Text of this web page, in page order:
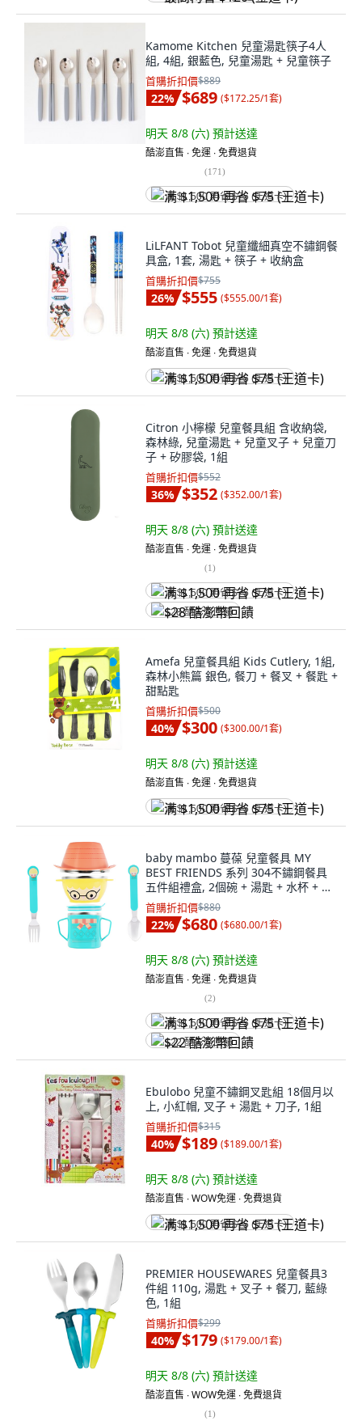
Kamome Kitchen 兒童湯匙筷子4人
組, 4組, 銀藍色, 兒童湯匙 + 兒童筷子
首購折扣價$889
22% $689 ($172.25/1套)
明天 8/8 (六) 預計送達
酷澎直售 ∙ 免運 ∙ 免費退貨
(171)
满 $1,500 再省 $75 (王道卡)
LiLFANT Tobot 兒童纖細真空不鏽鋼餐
具盒, 1套, 湯匙 + 筷子 + 收納盒
首購折扣價$755
26% $555 ($555.00/1套)
明天 8/8 (六) 預計送達
酷澎直售 ∙ 免運 ∙ 免費退貨
满 $1,500 再省 $75 (王道卡)
Citron 小檸檬 兒童餐具組 含收納袋,
森林綠, 兒童湯匙 + 兒童叉子 + 兒童刀
子 + 矽膠袋, 1組
首購折扣價$552
36% $352 ($352.00/1套)
明天 8/8 (六) 預計送達
酷澎直售 ∙ 免運 ∙ 免費退貨
(1)
满 $1,500 再省 $75 (王道卡)
$28 酷澎幣回饋
Amefa 兒童餐具組 Kids Cutlery, 1組,
森林小熊篇 銀色, 餐刀 + 餐叉 + 餐匙 +
甜點匙
首購折扣價$500
40% $300 ($300.00/1套)
明天 8/8 (六) 預計送達
酷澎直售 ∙ 免運 ∙ 免費退貨
满 $1,500 再省 $75 (王道卡)
baby mambo 蔓葆 兒童餐具 MY
BEST FRIENDS 系列 304不鏽鋼餐具
五件組禮盒, 2個碗 + 湯匙 + 水杯 + 叉
子, 綠色火星人, 1組
首購折扣價$880
22% $680 ($680.00/1套)
明天 8/8 (六) 預計送達
酷澎直售 ∙ 免運 ∙ 免費退貨
(2)
满 $1,500 再省 $75 (王道卡)
$22 酷澎幣回饋
Ebulobo 兒童不鏽鋼叉匙組 18個月以
上, 小紅帽, 叉子 + 湯匙 + 刀子, 1組
首購折扣價$315
40% $189 ($189.00/1套)
明天 8/8 (六) 預計送達
酷澎直售 ∙ WOW免運 ∙ 免費退貨
满 $1,500 再省 $75 (王道卡)
PREMIER HOUSEWARES 兒童餐具3
件組 110g, 湯匙 + 叉子 + 餐刀, 藍綠
色, 1組
首購折扣價$299
40% $179 ($179.00/1套)
明天 8/8 (六) 預計送達
酷澎直售 ∙ WOW免運 ∙ 免費退貨
(1)